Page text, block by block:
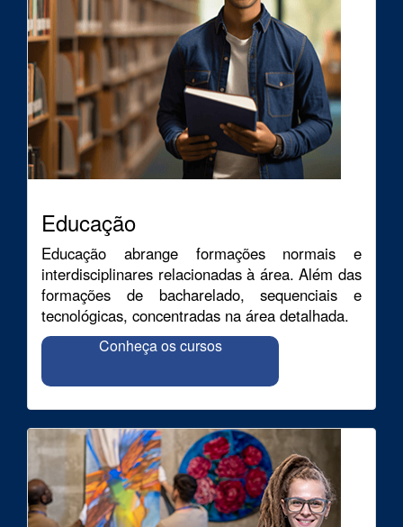
Educação
Educação abrange formações normais e
interdisciplinares relacionadas à área. Além das
formações de bacharelado, sequenciais e
tecnológicas, concentradas na área detalhada.
Conheça os cursos